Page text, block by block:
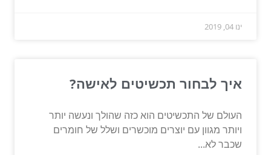
ינו 04, 2019
איך לבחור תכשיטים לאישה?
העולם של התכשיטים הוא כזה שהולך ונעשה יותר
ויותר מגוון עם יוצרים מוכשרים ושלל של חומרים
שכבר לא...